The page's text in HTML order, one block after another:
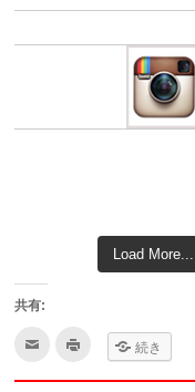
Load More...
共有:
ク ク
続き